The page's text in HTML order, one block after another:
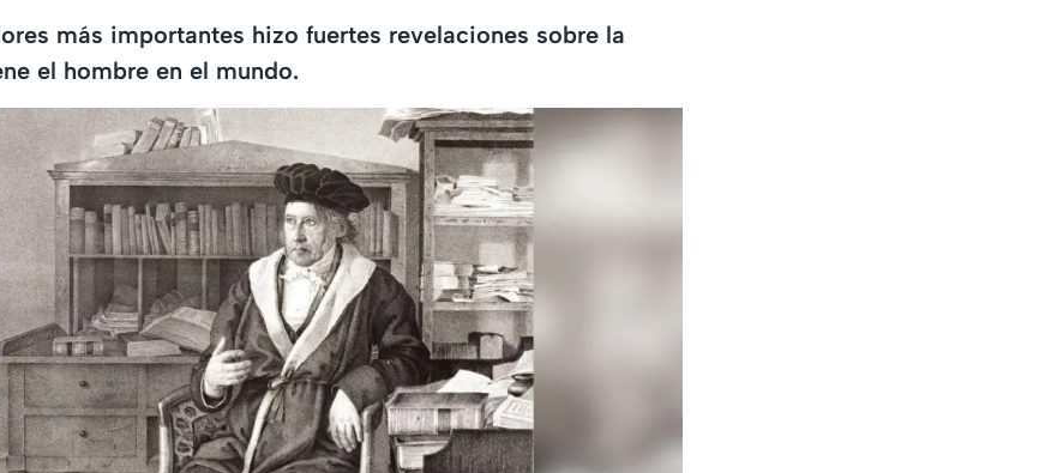
más importantes hizo fuertes revelaciones sobre la
el hombre en el mundo.